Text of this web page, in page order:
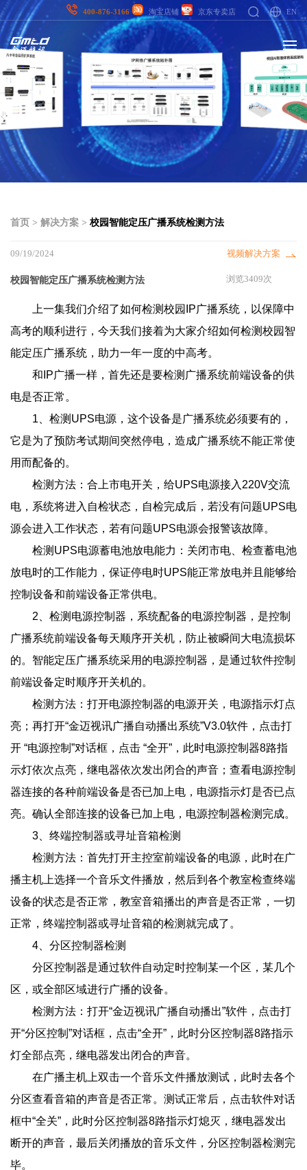
400-876-3166 淘宝店铺 京东专卖店 EN
首页 > 解决方案 > 校园智能定压广播系统检测方法
09/19/2024 视频解决方案
校园智能定压广播系统检测方法 浏览3409次
上一集我们介绍了如何检测校园IP广播系统，以保障中
高考的顺利进行，今天我们接着为大家介绍如何检测校园智
能定压广播系统，助力一年一度的中高考。
和IP广播一样，首先还是要检测广播系统前端设备的供
电是否正常。
1、检测UPS电源，这个设备是广播系统必须要有的，
它是为了预防考试期间突然停电，造成广播系统不能正常使
用而配备的。
检测方法：合上市电开关，给UPS电源接入220V交流
电，系统将进入自检状态，自检完成后，若没有问题UPS电
源会进入工作状态，若有问题UPS电源会报警该故障。
检测UPS电源蓄电池放电能力：关闭市电、检查蓄电池
放电时的工作能力，保证停电时UPS能正常放电并且能够给
控制设备和前端设备正常供电。
2、检测电源控制器，系统配备的电源控制器，是控制
广播系统前端设备每天顺序开关机，防止被瞬间大电流损坏
的。智能定压广播系统采用的电源控制器，是通过软件控制
前端设备定时顺序开关机的。
检测方法：打开电源控制器的电源开关，电源指示灯点
亮；再打开“金迈视讯广播自动播出系统”V3.0软件，点击打
开 “电源控制”对话框，点击 “全开”，此时电源控制器8路指
示灯依次点亮，继电器依次发出闭合的声音；查看电源控制
器连接的各种前端设备是否已加上电，电源指示灯是否已点
亮。确认全部连接的设备已加上电，电源控制器检测完成。
3、终端控制器或寻址音箱检测
检测方法：首先打开主控室前端设备的电源，此时在广
播主机上选择一个音乐文件播放，然后到各个教室检查终端
设备的状态是否正常，教室音箱播出的声音是否正常，一切
正常，终端控制器或寻址音箱的检测就完成了。
4、分区控制器检测
分区控制器是通过软件自动定时控制某一个区，某几个
区，或全部区域进行广播的设备。
检测方法：打开“金迈视讯广播自动播出”软件，点击打
开“分区控制”对话框，点击“全开”，此时分区控制器8路指示
灯全部点亮，继电器发出闭合的声音。
在广播主机上双击一个音乐文件播放测试，此时去各个
分区查看音箱的声音是否正常。测试正常后，点击软件对话
框中“全关”，此时分区控制器8路指示灯熄灭，继电器发出
断开的声音，最后关闭播放的音乐文件，分区控制器检测完
毕。